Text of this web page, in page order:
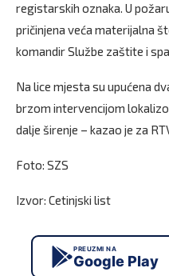
registarskih oznaka. U
pričinjena veća materijalna
komandir Službe zaštite i
Na lice mjesta su upućena
brzom intervencijom
dalje širenje – kazao je za
Foto: SZS
Izvor: Cetinjski list
PREUZMI NA
Google Play